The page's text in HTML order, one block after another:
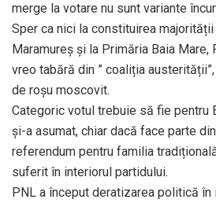
merge la votare nu sunt variante
Sper ca nici la constituirea
Maramureș și la Primăria Baia
vreo tabără din ” coaliția
de roșu moscovit.
Categoric votul trebuie să fie pentru
și-a asumat, chiar dacă face parte
referendum pentru familia
suferit în interiorul partidului.
PNL a început deratizarea politică